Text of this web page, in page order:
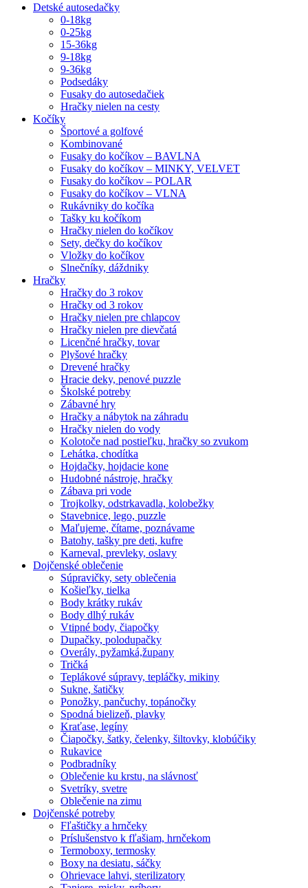
Detské autosedačky
0-18kg
0-25kg
15-36kg
9-18kg
9-36kg
Podsedáky
Fusaky do autosedačiek
Hračky nielen na cesty
Kočíky
Športové a golfové
Kombinované
Fusaky do kočíkov – BAVLNA
Fusaky do kočíkov – MINKY, VELVET
Fusaky do kočíkov – POLAR
Fusaky do kočíkov – VLNA
Rukávniky do kočíka
Tašky ku kočíkom
Hračky nielen do kočíkov
Sety, dečky do kočíkov
Vložky do kočíkov
Slnečníky, dáždniky
Hračky
Hračky do 3 rokov
Hračky od 3 rokov
Hračky nielen pre chlapcov
Hračky nielen pre dievčatá
Licenčné hračky, tovar
Plyšové hračky
Drevené hračky
Hracie deky, penové puzzle
Školské potreby
Zábavné hry
Hračky a nábytok na záhradu
Hračky nielen do vody
Kolotoče nad postieľku, hračky so zvukom
Lehátka, chodítka
Hojdačky, hojdacie kone
Hudobné nástroje, hračky
Zábava pri vode
Trojkolky, odstrkavadla, kolobežky
Stavebnice, lego, puzzle
Maľujeme, čítame, poznávame
Batohy, tašky pre deti, kufre
Karneval, prevleky, oslavy
Dojčenské oblečenie
Súpravičky, sety oblečenia
Košieľky, tielka
Body krátky rukáv
Body dlhý rukáv
Vtipné body, čiapočky
Dupačky, polodupačky
Overály, pyžamká,župany
Tričká
Teplákové súpravy, tepláčky, mikiny
Sukne, šatičky
Ponožky, pančuchy, topánočky
Spodná bielizeň, plavky
Kraťase, legíny
Čiapočky, šatky, čelenky, šiltovky, klobúčiky
Rukavice
Podbradníky
Oblečenie ku krstu, na slávnosť
Svetríky, svetre
Oblečenie na zimu
Dojčenské potreby
Fľaštičky a hrnčeky
Príslušenstvo k fľašiam, hrnčekom
Termoboxy, termosky
Boxy na desiatu, sáčky
Ohrievace lahvi, sterilizatory